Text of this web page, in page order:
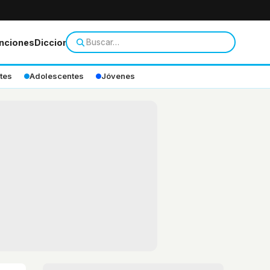
Diccionario
Adolescentes Jóvenes